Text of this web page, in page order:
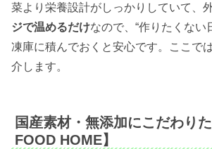
菜より栄養設計がしっかりしていて、
ジで温めるだけなので、“作りたくない
凍庫に積んでおくと安心です。ここで
介します。
国産素材・無添加にこだわり
FOOD HOME】